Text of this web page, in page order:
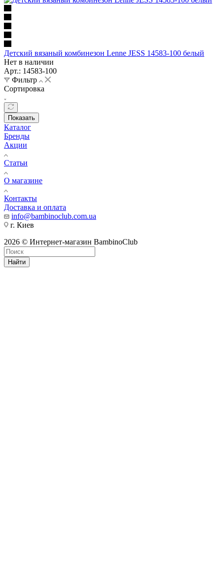
Детский вязаный комбинезон Lenne JESS 14583-100 белый
Нет в наличии
Арт.: 14583-100
Фильтр
Сортировка
Показать
Каталог
Бренды
Акции
Статьи
О магазине
Контакты
Доставка и оплата
info@bambinoclub.com.ua
г. Киев
2026 © Интернет-магазин BambinoClub
Найти